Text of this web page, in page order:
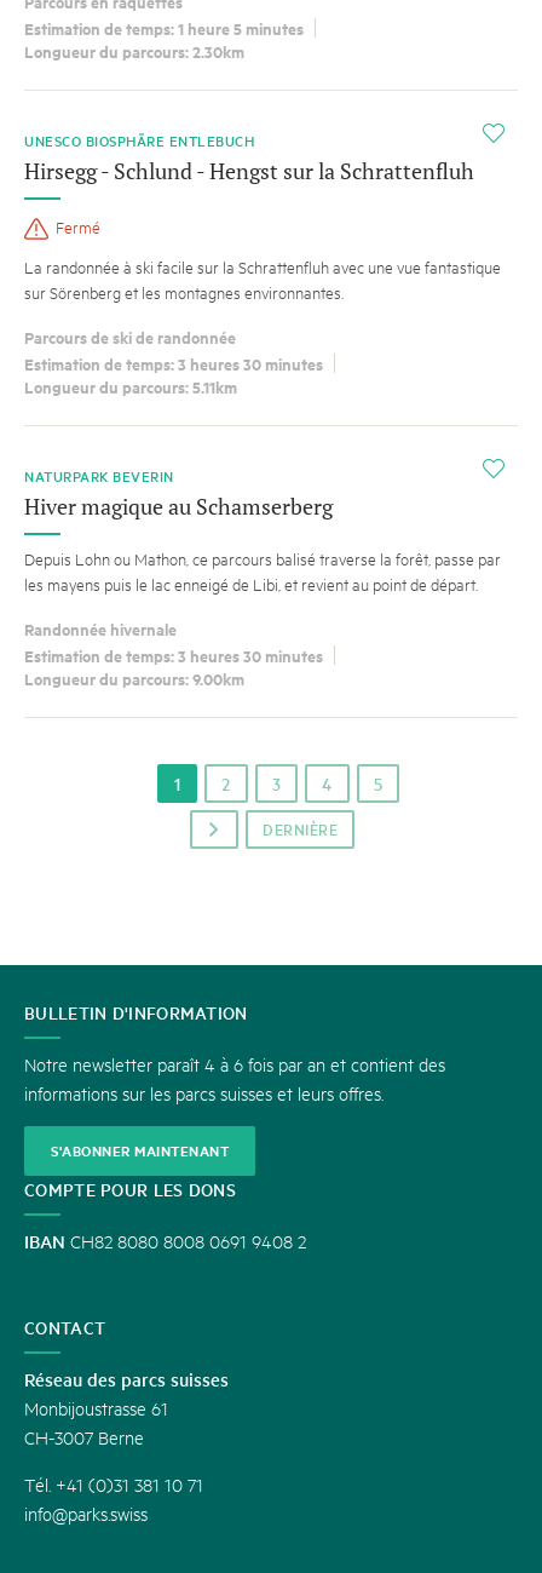
Estimation de temps: 1 heure 5 minutes
Longueur du parcours: 2.30km
i
UNESCO BIOSPHÄRE ENTLEBUCH
Hirsegg - Schlund - Hengst sur la Schrattenfluh
Fermé
La randonnée à ski facile sur la Schrattenfluh avec une vue fantastique
sur Sörenberg et les montagnes environnantes.
Parcours de ski de randonnée
Estimation de temps: 3 heures 30 minutes
Longueur du parcours: 5.11km
i
NATURPARK BEVERIN
Hiver magique au Schamserberg
Depuis Lohn ou Mathon, ce parcours balisé traverse la forêt, passe par
les mayens puis le lac enneigé de Libi, et revient au point de départ.
Randonnée hivernale
Estimation de temps: 3 heures 30 minutes
Longueur du parcours: 9.00km
p DERNIÈRE
1 2 3 4 5
CONTACT
BULLETIN D'INFORMATION
Notre newsletter paraît 4 à 6 fois par an et contient des
informations sur les parcs suisses et leurs offres.
S'ABONNER MAINTENANT
COMPTE POUR LES DONS
IBAN CH82 8080 8008 0691 9408 2
CONTACT
Réseau des parcs suisses
Monbijoustrasse 61
CH-3007 Berne
Tél. +41 (0)31 381 10 71
info@parks.swiss